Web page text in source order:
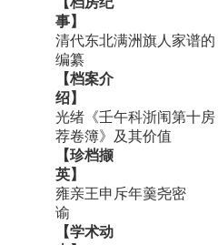
事】
清代东北满洲旗人家谱的
编纂
【档案介
绍】
光绪《壬午科浙闱第十房
荐卷簿》及其价值
【珍档撷
英】
雍亲王申斥年羹尧密
谕
【学术动